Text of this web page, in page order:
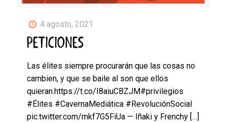
4 agosto, 2021
PETICIONES
Las élites siempre procurarán que las cosas no
cambien, y que se baile al son que ellos
quieran.https://t.co/I8aiuCBZJM#privilegios
#Élites #CavernaMediática #RevoluciónSocial
pic.twitter.com/mkf7G5FiUa — Iñaki y Frenchy […]